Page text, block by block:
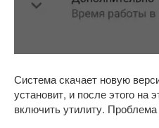
Система скачает новую
установит, и после этого на
включить утилиту.